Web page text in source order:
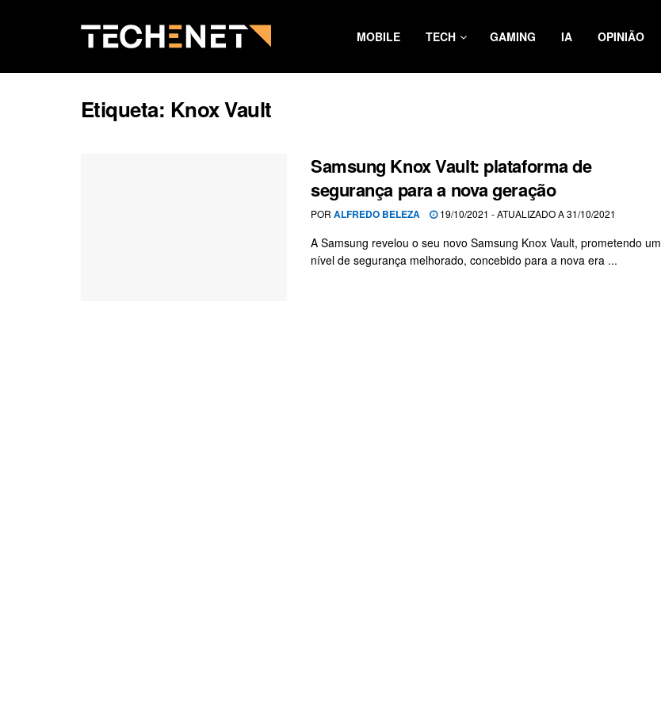
MOBILE TECH GAMING IA OPINIÃO
Etiqueta: Knox Vault
Samsung Knox Vault: plataforma de
segurança para a nova geração
POR ALFREDO BELEZA 19/10/2021 - ATUALIZADO A 31/10/2021
A Samsung revelou o seu novo Samsung Knox Vault, prometendo um
nível de segurança melhorado, concebido para a nova era ...